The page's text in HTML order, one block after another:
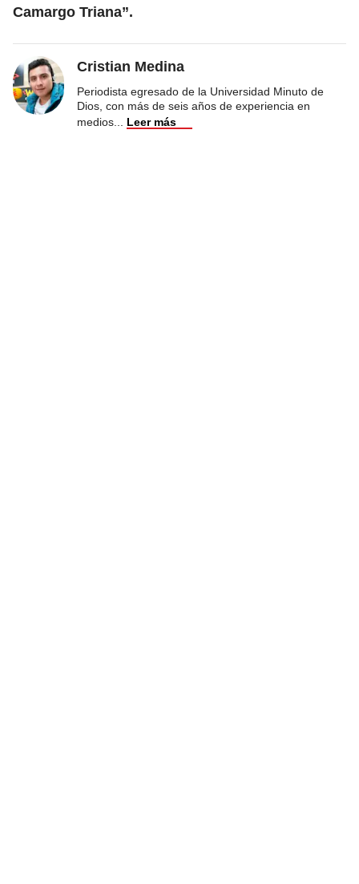
Camargo Triana”.
Cristian Medina
Periodista egresado de la Universidad Minuto de
Dios, con más de seis años de experiencia en
medios
Leer más